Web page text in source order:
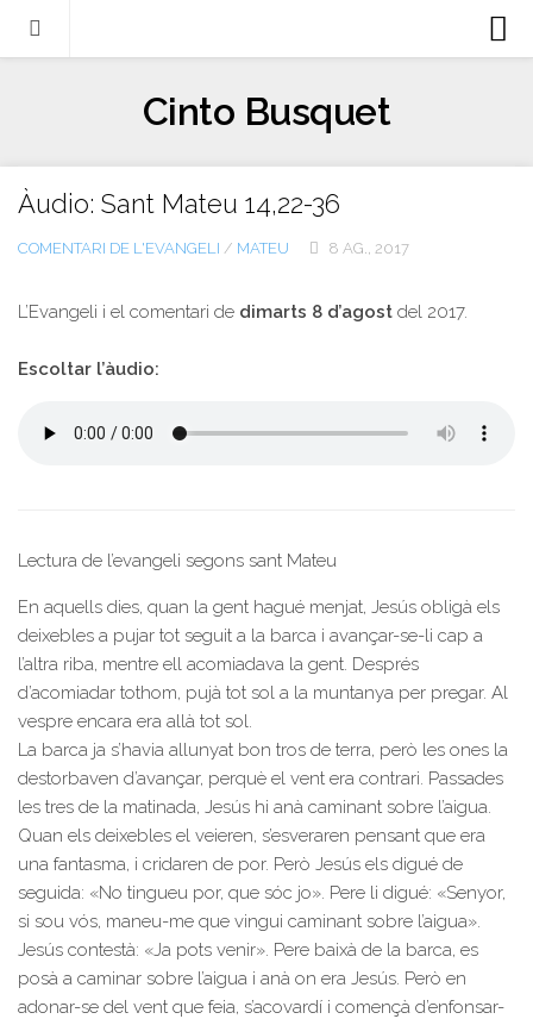
Llibres
Escrits-articles
Notícies
Contacte
Cinto Busquet
Àudio: Sant Mateu 14,22-36
COMENTARI DE L'EVANGELI / MATEU 8 AG., 2017
L’Evangeli i el comentari de dimarts 8 d’agost del 2017.
Escoltar l’àudio:
Lectura de l’evangeli segons sant Mateu
En aquells dies, quan la gent hagué menjat, Jesús obligà els
deixebles a pujar tot seguit a la barca i avançar-se-li cap a
l’altra riba, mentre ell acomiadava la gent. Després
d’acomiadar tothom, pujà tot sol a la muntanya per pregar. Al
vespre encara era allà tot sol.
La barca ja s’havia allunyat bon tros de terra, però les ones la
destorbaven d’avançar, perquè el vent era contrari. Passades
les tres de la matinada, Jesús hi anà caminant sobre l’aigua.
Quan els deixebles el veieren, s’esveraren pensant que era
una fantasma, i cridaren de por. Però Jesús els digué de
seguida: «No tingueu por, que sóc jo». Pere li digué: «Senyor,
si sou vós, maneu-me que vingui caminant sobre l’aigua».
Jesús contestà: «Ja pots venir». Pere baixà de la barca, es
posà a caminar sobre l’aigua i anà on era Jesús. Però en
adonar-se del vent que feia, s’acovardí i començà d’enfonsar-